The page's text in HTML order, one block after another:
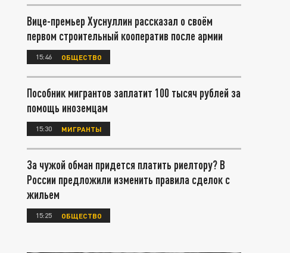
Вице-премьер Хуснуллин рассказал о своём
первом строительный кооператив после армии
15:46 ОБЩЕСТВО
Пособник мигрантов заплатит 100 тысяч рублей за
помощь иноземцам
15:30 МИГРАНТЫ
За чужой обман придется платить риелтору? В
России предложили изменить правила сделок с
жильем
15:25 ОБЩЕСТВО